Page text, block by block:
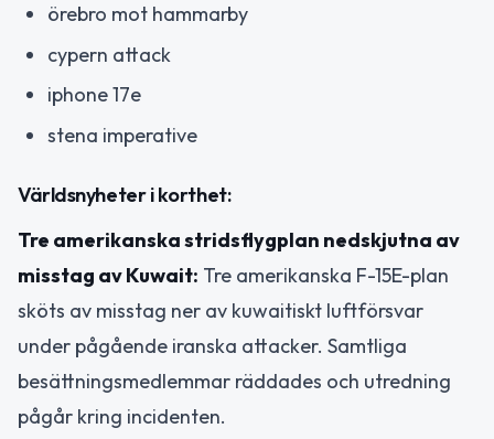
örebro mot hammarby
cypern attack
iphone 17e
stena imperative
Världsnyheter i korthet:
Tre amerikanska stridsflygplan nedskjutna av
misstag av Kuwait: Tre amerikanska F-15E-plan
sköts av misstag ner av kuwaitiskt luftförsvar
under pågående iranska attacker. Samtliga
besättningsmedlemmar räddades och utredning
pågår kring incidenten.